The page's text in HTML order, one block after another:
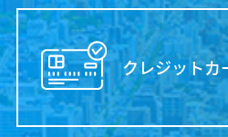
クレジットカ